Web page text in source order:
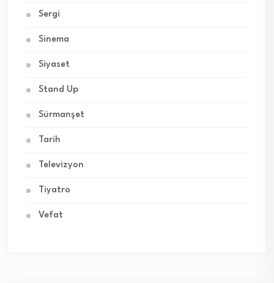
Sergi
Sinema
Siyaset
Stand Up
Sürmanşet
Tarih
Televizyon
Tiyatro
Vefat